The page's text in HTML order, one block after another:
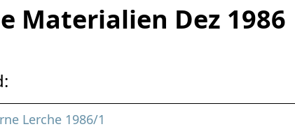
Materialien Dez 1986
Lerche 1986/1